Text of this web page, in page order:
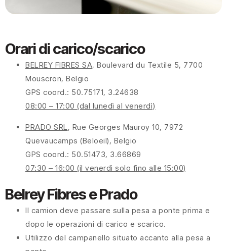
Orari di carico/scarico
BELREY FIBRES SA, Boulevard du Textile 5, 7700
Mouscron, Belgio
GPS coord.: 50.75171, 3.24638
08:00 – 17:00 (dal lunedì al venerdì)
PRADO SRL, Rue Georges Mauroy 10, 7972
Quevaucamps (Beloeil), Belgio
GPS coord.: 50.51473, 3.66869
07:30 – 16:00 (il venerdì solo fino alle 15:00)
Belrey Fibres e Prado
Il camion deve passare sulla pesa a ponte prima e
dopo le operazioni di carico e scarico.
Utilizzo del campanello situato accanto alla pesa a